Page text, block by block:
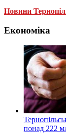
Новини
Економіка
понад 222